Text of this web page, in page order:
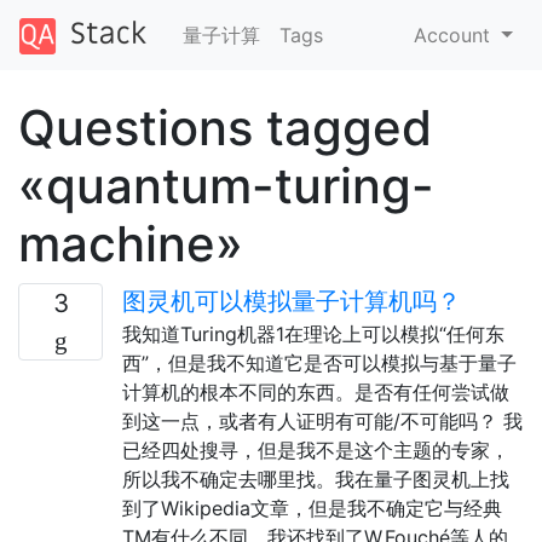
量子计算 Tags Account
Questions tagged
«quantum-turing-
machine»
3 图灵机可以模拟量子计算机吗？
我知道Turing机器1在理论上可以模拟“任何东
西”，但是我不知道它是否可以模拟与基于量子
计算机的根本不同的东西。是否有任何尝试做
到这一点，或者有人证明有可能/不可能吗？ 我
已经四处搜寻，但是我不是这个主题的专家，
所以我不确定去哪里找。我在量子图灵机上找
到了Wikipedia文章，但是我不确定它与经典
TM有什么不同。我还找到了W.Fouché等人的